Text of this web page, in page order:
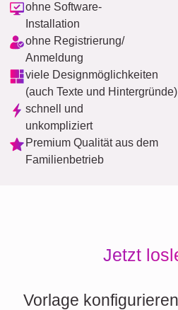
ohne Software-
Installation
ohne Registrierung/
Anmeldung
viele Designmöglichkeiten
(auch Texte und Hintergründe)
schnell und
unkompliziert
Premium Qualität aus dem
Familienbetrieb
Jetzt
Vorlage